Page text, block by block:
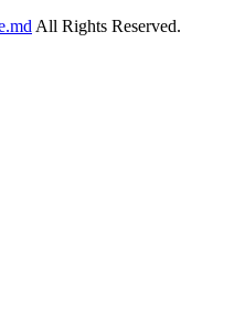
All Rights Reserved.